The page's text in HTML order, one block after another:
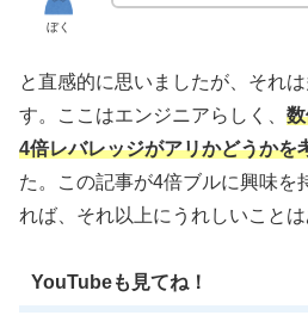
ぼく
と直感的に思いましたが、それ
す。ここはエンジニアらしく、
4倍レバレッジがアリかどうかを
た。この記事が4倍ブルに興味を
れば、それ以上にうれしいことは
YouTubeも見てね！